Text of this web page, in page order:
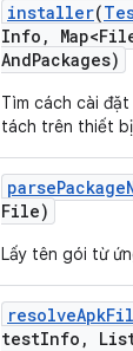
installer(
Info ,
AndPackages)
Tìm cách cài
tách trên thiết
parsePackage
File)
Lấy tên gói từ
resolveApk
testInfo ,